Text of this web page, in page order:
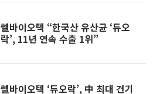
쎌바이오텍 “한국산 유산균 ‘듀오
락’, 11년 연속 수출 1위”
쎌바이오텍 ‘듀오락’, 中 최대 건기